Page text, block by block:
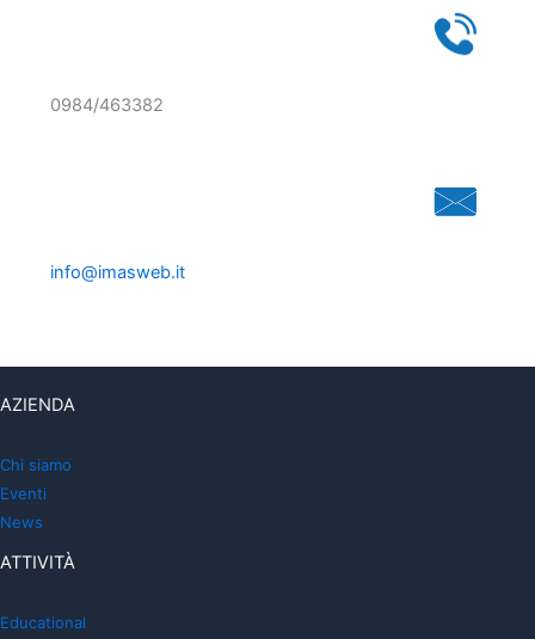
0984/463382
info@imasweb.it
AZIENDA
Chi siamo
Eventi
News
ATTIVITÀ
Educational